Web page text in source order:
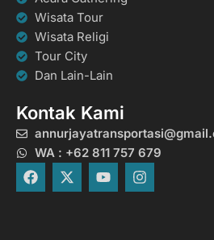
Wisata Tour
Wisata Religi
Tour City
Dan Lain-Lain
Kontak Kami
WA : +62 811 757 679
F
a
X
-
Y
o
I
n